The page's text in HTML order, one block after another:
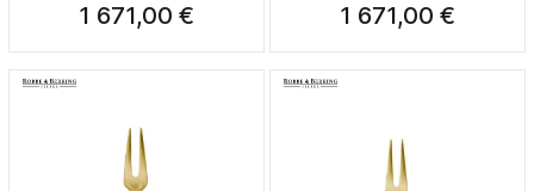
1 671,00 € 1 671,00 €